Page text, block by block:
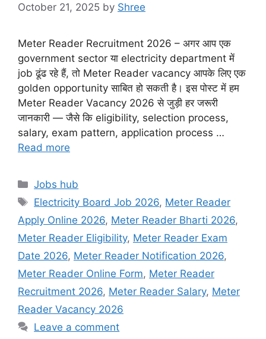
October 21, 2025 by Shree
Meter Reader Recruitment 2026 – अगर आप एक
government sector या electricity department में
job ढूंढ रहे हैं, तो Meter Reader vacancy आपके लिए एक
golden opportunity साबित हो सकती है। इस पोस्ट में हम
Meter Reader Vacancy 2026 से जुड़ी हर जरूरी
जानकारी — जैसे कि eligibility, selection process,
salary, exam pattern, application process …
Read more
Categories
Jobs hub
Tags
Electricity Board Job 2026, Meter Reader
Apply Online 2026, Meter Reader Bharti 2026,
Meter Reader Eligibility, Meter Reader Exam
Date 2026, Meter Reader Notification 2026,
Meter Reader Online Form, Meter Reader
Recruitment 2026, Meter Reader Salary, Meter
Reader Vacancy 2026
Leave a comment